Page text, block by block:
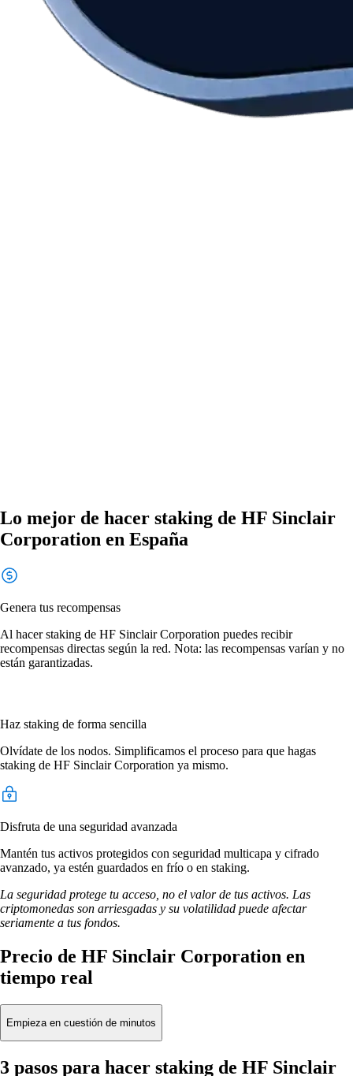
Lo mejor de hacer staking de HF Sinclair
Corporation en España
Genera tus recompensas
Al hacer staking de HF Sinclair Corporation puedes recibir
recompensas directas según la red. Nota: las recompensas varían y no
están garantizadas.
Haz staking de forma sencilla
Olvídate de los nodos. Simplificamos el proceso para que hagas
staking de HF Sinclair Corporation ya mismo.
Disfruta de una seguridad avanzada
Mantén tus activos protegidos con seguridad multicapa y cifrado
avanzado, ya estén guardados en frío o en staking.
La seguridad protege tu acceso, no el valor de tus activos. Las
criptomonedas son arriesgadas y su volatilidad puede afectar
seriamente a tus fondos.
Precio de HF Sinclair Corporation en
tiempo real
Empieza en cuestión de minutos
3 pasos para hacer staking de HF Sinclair